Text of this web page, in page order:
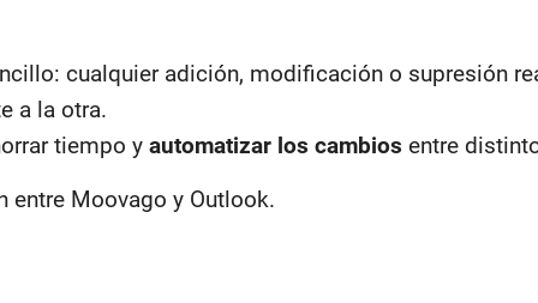
cualquier adición, modificación o supresión
a la otra.
tiempo y automatizar los cambios entre
entre Moovago y Outlook.